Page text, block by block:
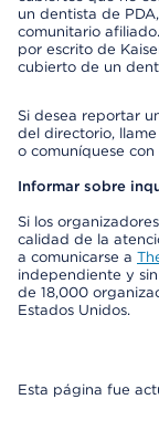
un dentista de
comunitario
por escrito de
cubierto de un
Si desea reportar
del directorio,
o comuníquese con
Informar sobre
Si los
calidad de la
a comunicarse a
independiente y
de 18,000
Estados Unidos.
Esta página fue